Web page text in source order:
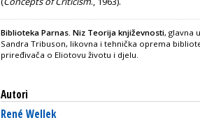
Biblioteka Parnas. Niz Teorija književnosti, glavna
Sandra Tribuson, likovna i tehnička oprema
priređivača o Eliotovu životu i djelu.
Autori
René Wellek